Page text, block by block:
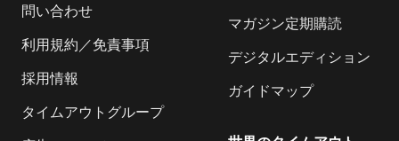
問い合わせ
利用規約／免責事項
採用情報
タイムアウトグループ
マガジン定期購読
デジタルエディション
ガイドマップ